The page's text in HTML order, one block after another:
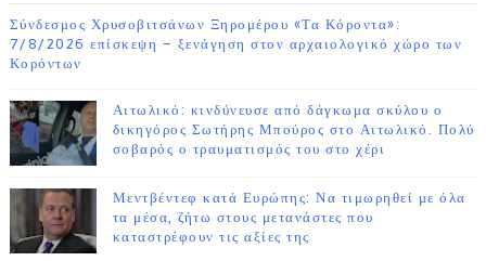
Σύνδεσμος Χρυσοβιτσάνων Ξηρομέρου «Τα Κόροντα»:
7/8/2026 επίσκεψη – ξενάγηση στον αρχαιολογικό χώρο των
Κορόντων
Αιτωλικό: κινδύνευσε από δάγκωμα σκύλου ο
δικηγόρος Σωτήρης Μπούρος στο Αιτωλικό. Πολύ
σοβαρός ο τραυματισμός του στο χέρι
Μεντβέντεφ κατά Ευρώπης: Να τιμωρηθεί με όλα
τα μέσα, ζήτω στους μετανάστες που
καταστρέφουν τις αξίες της